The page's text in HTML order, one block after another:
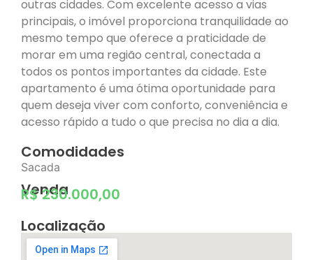
outras cidades. Com excelente acesso a vias
principais, o imóvel proporciona tranquilidade ao
mesmo tempo que oferece a praticidade de
morar em uma região central, conectada a
todos os pontos importantes da cidade. Este
apartamento é uma ótima oportunidade para
quem deseja viver com conforto, conveniência e
acesso rápido a tudo o que precisa no dia a dia.
Comodidades
Sacada
Venda
R$ 230.000,00
Localização